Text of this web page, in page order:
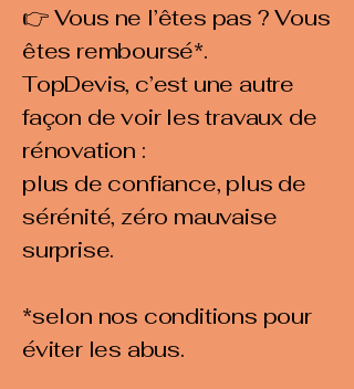
👉 Vous ne l’êtes pas ? Vous
êtes remboursé*.
TopDevis, c’est une autre
façon de voir les travaux de
rénovation :
plus de confiance, plus de
sérénité, zéro mauvaise
surprise.
*selon nos conditions pour
éviter les abus.